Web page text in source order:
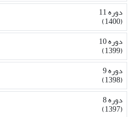
دوره 11
(1400)
دوره 10
(1399)
دوره 9
(1398)
دوره 8
(1397)